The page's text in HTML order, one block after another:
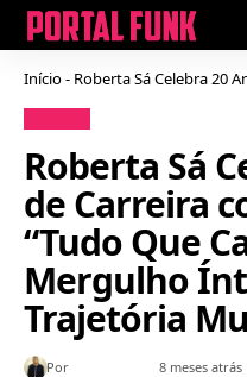
Início- Roberta Sá Celebra 20 Anos de Carreira com
Roberta Sá
de Carreira
“Tudo Que
Mergulho
Trajetória
Por Bruno Gabriel8 meses atrás